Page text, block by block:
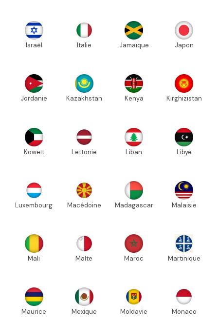
Israël Italie Jamaïque Japon
Jordanie Kazakhstan Kenya Kirghizistan
Koweït Lettonie Liban Libye
Luxembourg Macédoine Madagascar Malaisie
Mali Malte Maroc Martinique
Maurice Mexique Moldavie Monaco